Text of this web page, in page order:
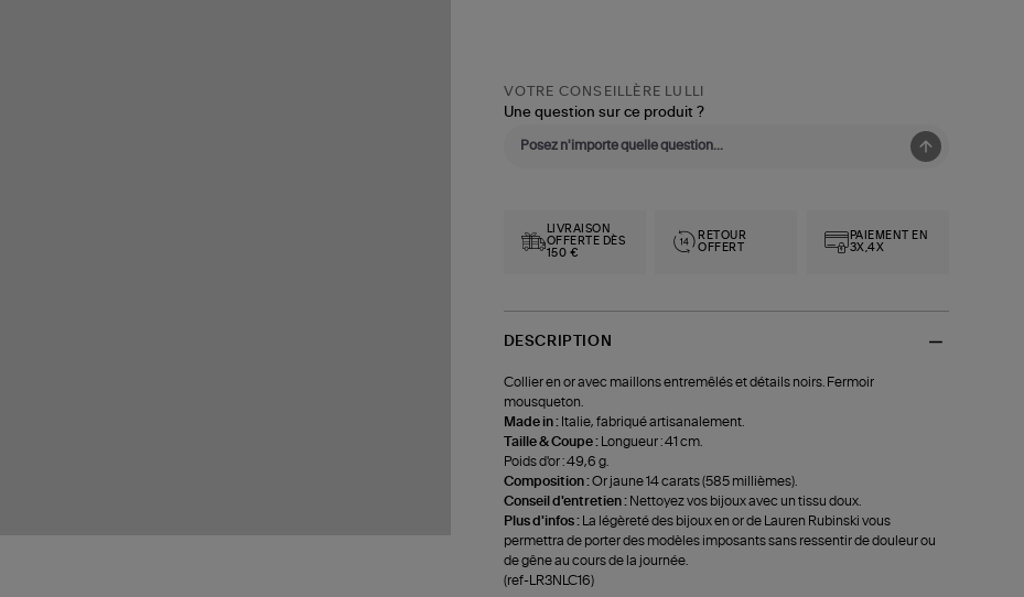
VOTRE CONSEILLÈRE LULLI
Une question sur ce produit ?
LIVRAISON
OFFERTE DÈS
150 €
RETOUR
OFFERT
PAIEMENT EN
3X,4X
DESCRIPTION
Collier en or avec maillons entremêlés et détails noirs. Fermoir
mousqueton.
Made in : Italie, fabriqué artisanalement.
Taille & Coupe :
Longueur : 41 cm.
Poids d'or : 49,6 g.
Composition :Or jaune 14 carats (585 millièmes).
Conseil d'entretien : Nettoyez vos bijoux avec un tissu doux.
Plus d'infos :
La légèreté des bijoux en or de Lauren Rubinski vous
permettra de porter des modèles imposants sans ressentir de douleur ou
de gêne au cours de la journée.
(ref-LR3NLC16)